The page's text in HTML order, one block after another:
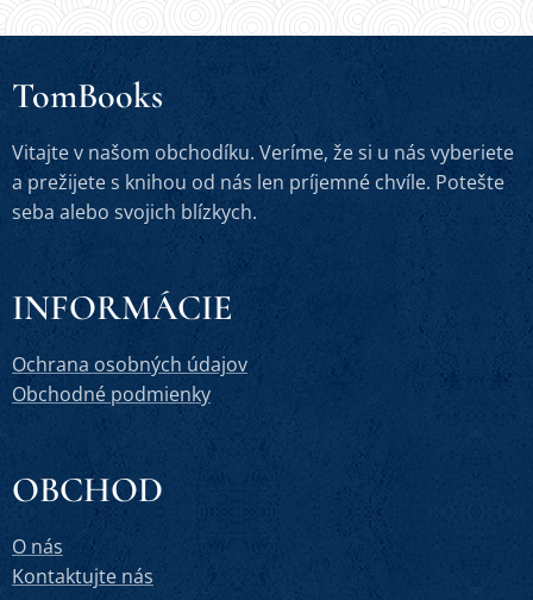
TomBooks
Vitajte v našom obchodíku. Veríme, že si u nás vyberiete
a prežijete s knihou od nás len príjemné chvíle. Potešte
seba alebo svojich blízkych.
INFORMÁCIE
Ochrana osobných údajov
Obchodné podmienky
OBCHOD
O nás
Kontaktujte nás